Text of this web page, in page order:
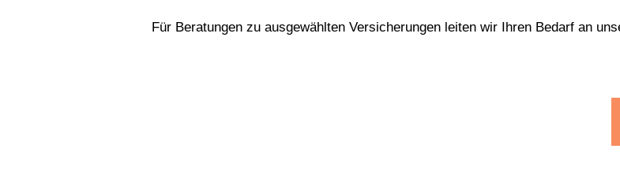
Für Beratungen zu ausgewählten Versicherungen leiten wir Ihren Bedarf an